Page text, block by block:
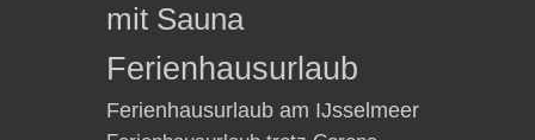
mit Sauna
Ferienhausurlaub
Ferienhausurlaub am IJsselmeer